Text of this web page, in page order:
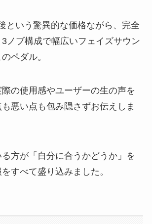
という驚異的な価格ながら、完全
ノブ構成で幅広いフェイズサウン
ペダル。
の使用感やユーザーの生の声を
悪い点も包み隠さずお伝えしま
方が「自分に合うかどうか」を
すべて盛り込みました。